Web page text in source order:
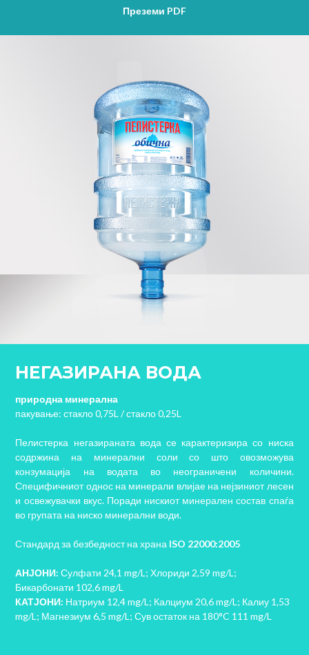
Преземи PDF
НЕГАЗИРАНА ВОДА
природна минерална
пакување: стакло 0,75L / стакло 0,25L
Пелистерка негазираната вода се карактеризира со ниска
содржина на минерални соли со што овозможува
конзумација на водата во неограничени количини.
Специфичниот однос на минерали влијае на нејзиниот лесен
и освежувачки вкус. Поради нискиот минерален состав спаѓа
во групата на ниско минерални води.
Стандард за безбедност на храна ISO 22000:2005
АНЈОНИ: Сулфати 24,1 mg/L; Хлориди 2,59 mg/L;
Бикарбонати 102,6 mg/L
КАТЈОНИ: Натриум 12,4 mg/L; Калциум 20,6 mg/L; Калиу 1,53
mg/L; Магнезиум 6,5 mg/L; Сув остаток на 180°C 111 mg/L